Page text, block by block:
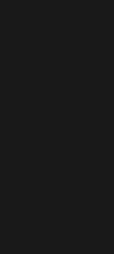
ventana)
ventana)